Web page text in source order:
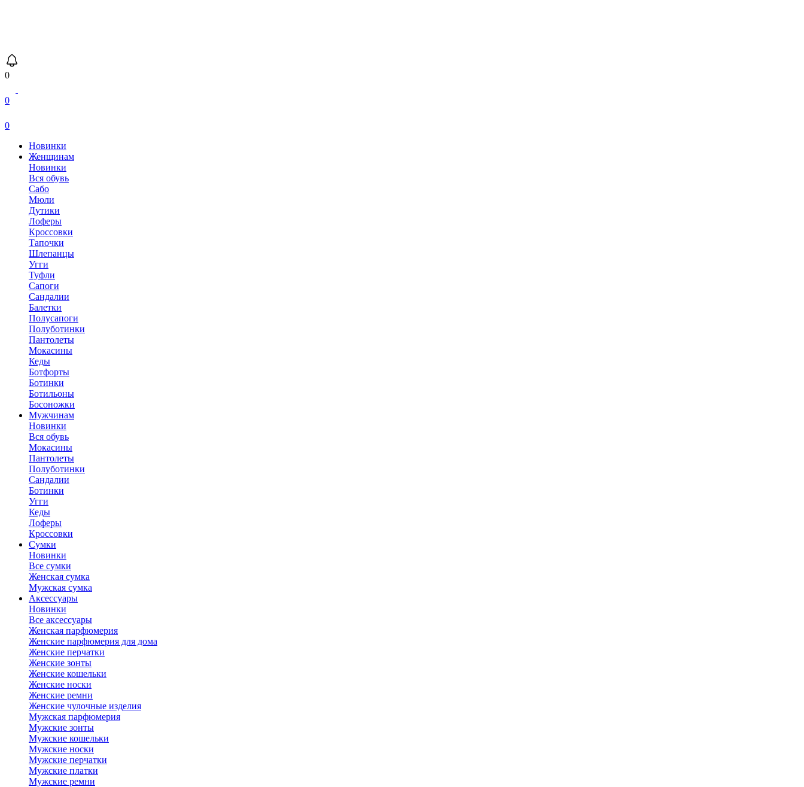
0
0
0
Новинки
Женщинам
Новинки
Вся обувь
Сабо
Мюли
Дутики
Лоферы
Кроссовки
Тапочки
Шлепанцы
Угги
Туфли
Сапоги
Сандалии
Балетки
Полусапоги
Полуботинки
Пантолеты
Мокасины
Кеды
Ботфорты
Ботинки
Ботильоны
Босоножки
Мужчинам
Новинки
Вся обувь
Мокасины
Пантолеты
Полуботинки
Сандалии
Ботинки
Угги
Кеды
Лоферы
Кроссовки
Сумки
Новинки
Все сумки
Женская сумка
Мужская сумка
Аксессуары
Новинки
Все аксессуары
Женская парфюмерия
Женские парфюмерия для дома
Женские перчатки
Женские зонты
Женские кошельки
Женские носки
Женские ремни
Женские чулочные изделия
Мужская парфюмерия
Мужские зонты
Мужские кошельки
Мужские носки
Мужские перчатки
Мужские платки
Мужские ремни